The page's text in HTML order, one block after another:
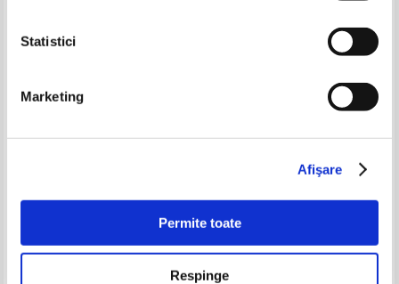
Statistici
Marketing
Afişare
Permite toate
Respinge
frumoase jocuri crestine pentru
pentru copii (volumul 1)